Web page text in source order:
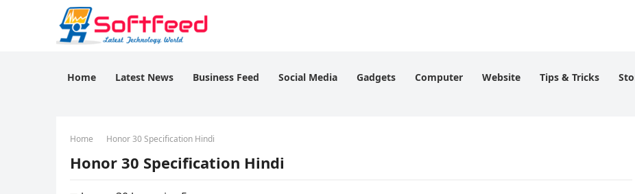
Home Latest News Business Feed Social Media Gadgets Computer Website Tips & Tricks
Home Honor 30 Specification Hindi
Honor 30 Specification Hindi